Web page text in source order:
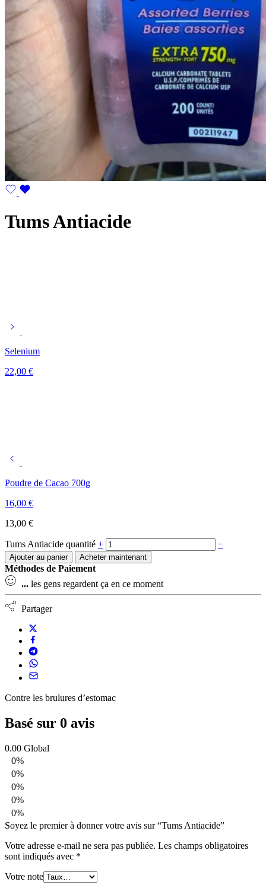
Tums Antiacide
Selenium
22,00 €
Poudre de Cacao 700g
16,00 €
13,00 €
Tums Antiacide quantité + −
Ajouter au panier Acheter maintenant
Méthodes de Paiement
... les gens regardent ça en ce moment
Partager
Contre les brulures d’estomac
Basé sur 0 avis
0.00 Global
0%
0%
0%
0%
0%
Soyez le premier à donner votre avis sur “Tums Antiacide”
Votre adresse e-mail ne sera pas publiée. Les champs obligatoires
sont indiqués avec *
Votre note